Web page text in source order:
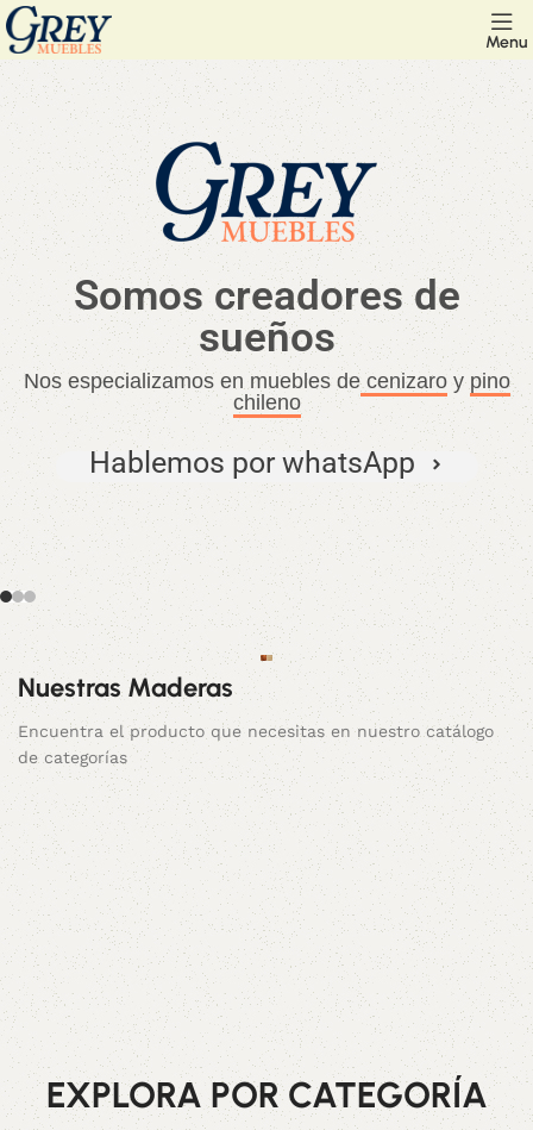
Menu
Somos creadores de
sueños
Nos especializamos en muebles decenizaroy pino
chileno
Hablemos por whatsApp
Muebles
De
Cenizaro
75 products
Muebles
De Pino
Chileno
104 products
Nuestras Maderas
Encuentra el producto que necesitas en nuestro catálogo
de categorías
EXPLORA POR CATEGORÍA